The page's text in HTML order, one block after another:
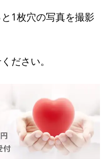
1枚穴の写真を撮影
ださい。